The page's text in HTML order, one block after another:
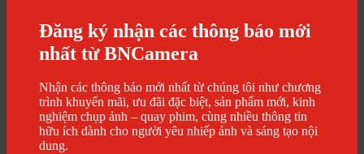
Đăng ký nhận các thông báo mới
nhất từ BNCamera
Nhận các thông báo mới nhất từ chúng tôi như chương
trình khuyến mãi, ưu đãi đặc biệt, sản phẩm mới, kinh
nghiệm chụp ảnh – quay phim, cùng nhiều thông tin
hữu ích dành cho người yêu nhiếp ảnh và sáng tạo nội
dung.